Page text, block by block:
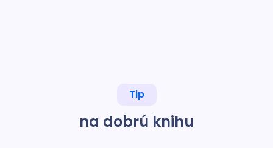
Tip
na dobrú knihu